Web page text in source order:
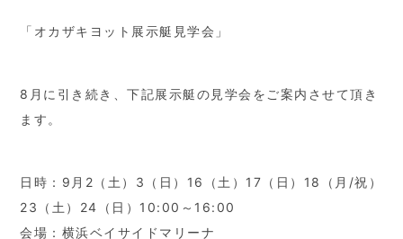
「オカザキヨット展示艇見学会」
8月に引き続き、下記展示艇の見学会をご案内させて頂き
ます。
日時：9月2（土）3（日）16（土）17（日）18（月/祝）
23（土）24（日）10:00～16:00
会場：横浜ベイサイドマリーナ